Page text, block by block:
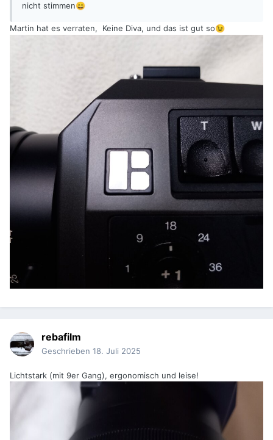
nicht stimmen😄
Martin hat es verraten, Keine Diva, und das ist gut so😉
rebafilm
Geschrieben 18. Juli 2025
Lichtstark (mit 9er Gang), ergonomisch und leise!